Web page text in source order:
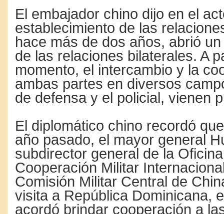
El embajador chino dijo en el
estableci­miento de las
hace más de dos años, abrió
de las relaciones bilatera­les. A
momento, el intercambio y la
ambas partes en diversos
de defensa y el policial, vie­nen
El diplomático chino re­cordó
año pasado, el mayor general
subdirec­tor general de la
Cooperación Militar
Co­misión Militar Central de
visita a República Dominicana,
acordó brindar cooperación a